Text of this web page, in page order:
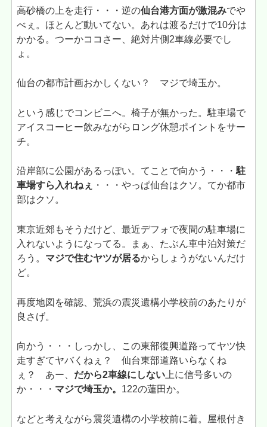
高砂橋の上を走行・・・逆の仙台港方面が激混みでや
べぇ。ほとんど動いてない。あれは渡るだけで10分は
かかる。つーかココさー、絶対片側2車線必要でし
ょ。
仙台の都市計画おかしくない？ マジで埼玉か。
という感じでコンビニへ。椅子が無かった。駐車場で
アイスコーヒー飲みながらロング休憩ポイントをサー
チ。
沿岸部に公園があるっぽい。てことで向かう・・・駐
車場すら入れねぇ
・・・やっぱ仙台はクソ。てか都市
部はクソ。
東京近郊もそうだけど、最近デフォで夜間の駐車場に
入れないようになってる。まぁ、たぶん車中泊対策だ
ろう。 マジで住むヤツが居るからしょうがないんだけ
ど。
再度地図を確認、荒浜の震災遺構小学校前のあたりが
良さげ。
向かう・・・しっかし、この東部復興道路ってヤツ快
走すぎてヤバくねぇ？ 仙台東部道路いらなくね
ぇ？ あー、 だから2車線にしない 上に信号多いの
か・・・ マジで埼玉か。 122の蓮田か。
などと考えながら震災遺構の小学校前に着。屋根付き